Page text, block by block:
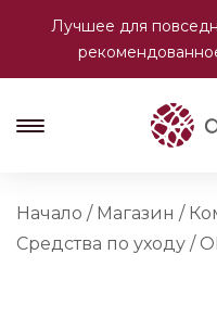
Лучшее для
Начало / Магазин /
Средства по уходу /